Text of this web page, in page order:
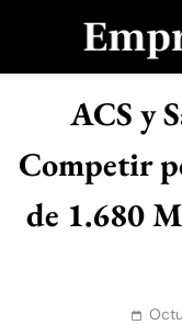
ACS y
Competir
de 1.680